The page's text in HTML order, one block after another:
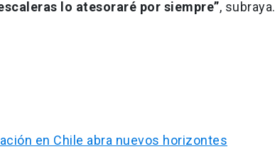
lo atesoraré por siempre”, subraya.
en Chile abra nuevos horizontes